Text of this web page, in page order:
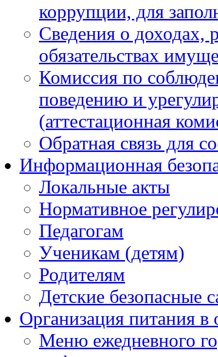
коррупции, для
Сведения о доходах,
обязательствах
Комиссия по
поведению и
(аттестационная
Обратная связь для
Информационная
Локальные акты
Нормативное
Педагогам
Ученикам (детям)
Родителям
Детские безопасные
Организация питания в
Меню ежедневного